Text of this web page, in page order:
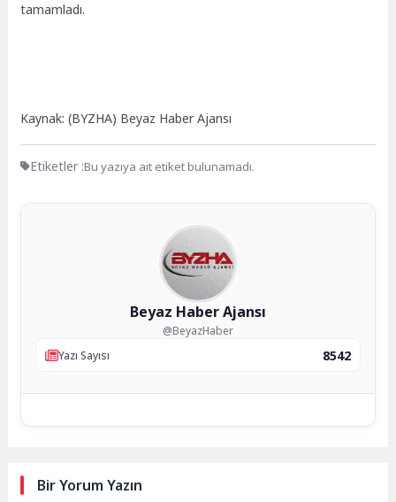
tamamladı.
Kaynak: (BYZHA) Beyaz Haber Ajansı
Etiketler :Bu yazıya ait etiket bulunamadı.
Beyaz Haber Ajansı
@BeyazHaber
Yazı Sayısı
8542
Bir Yorum Yazın